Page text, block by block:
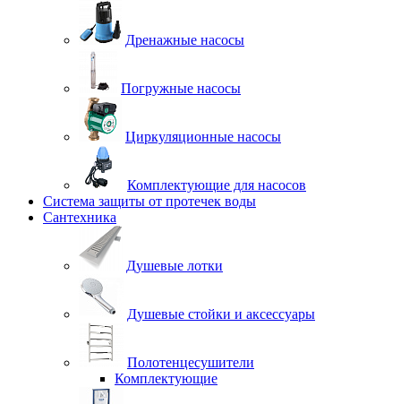
Дренажные насосы
Погружные насосы
Циркуляционные насосы
Комплектующие для насосов
Система защиты от протечек воды
Сантехника
Душевые лотки
Душевые стойки и аксессуары
Полотенцесушители
Комплектующие